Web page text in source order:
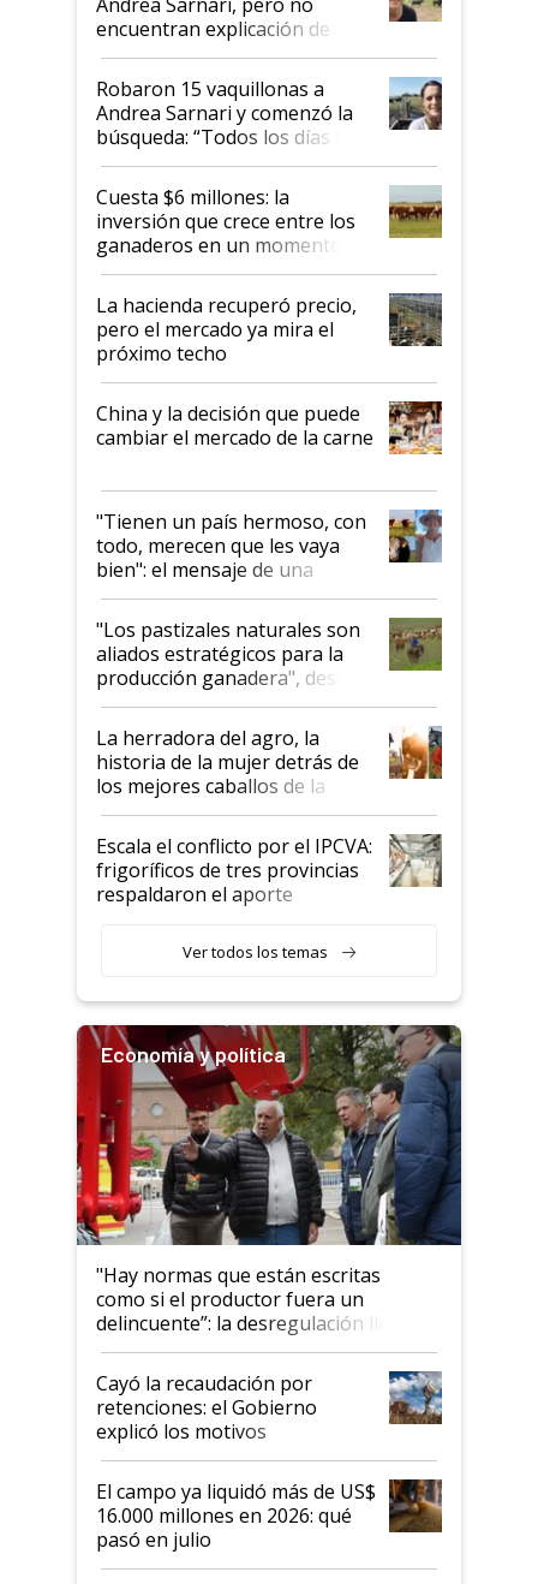
encuentran explicación de
cómo llegaron allí
Robaron 15 vaquillonas a
Andrea Sarnari y comenzó la
búsqueda: “Todos los días le
toca a algún productor”
Cuesta $6 millones: la
inversión que crece entre los
ganaderos en un momento
histórico para la actividad
La hacienda recuperó precio,
pero el mercado ya mira el
próximo techo
China y la decisión que puede
cambiar el mercado de la carne
"Tienen un país hermoso, con
todo, merecen que les vaya
bien": el mensaje de una
ganadera uruguaya sobre las
oportunidades que se abren
para el agro en Argentina, con
foco en la carne
"Los pastizales naturales son
aliados estratégicos para la
producción ganadera", destaca
la iniciativa que ya reúne a 46
establecimientos en Argentina
La herradora del agro, la
historia de la mujer detrás de
los mejores caballos de la
Argentina y los mitos que
todavía hacen sufrir a estos
animales: "Mientras me
descalificaban, yo seguí
haciendo currículum"
Escala el conflicto por el IPCVA:
frigoríficos de tres provincias
respaldaron el aporte
Ver todos los temas
Economía y política
"Hay normas que están escritas
como si el productor fuera un
delincuente”: la desregulación llegó
al Congreso Aapresid y hasta se
habló del financiamiento al IPCVA
Cayó la recaudación por
retenciones: el Gobierno
explicó los motivos
El campo ya liquidó más de US$
16.000 millones en 2026: qué
pasó en julio